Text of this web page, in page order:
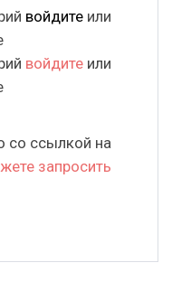
войдите или
войдите или
со ссылкой на
запросить